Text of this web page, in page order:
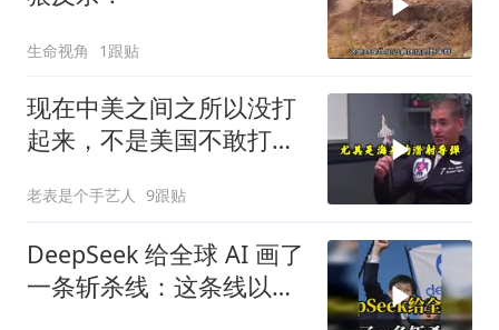
生命视角 1跟贴
现在中美之间之所以没打
起来，不是美国不敢打或
老表是个手艺人 9跟贴
DeepSeek 给全球 AI 画了
一条斩杀线：这条线以下